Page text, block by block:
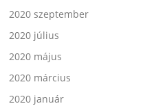
2020 szeptember
2020 július
2020 május
2020 március
2020 január